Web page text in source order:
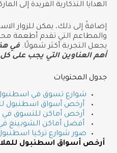
الهدايا التذكارية الفريدة إلى
إضافةً إلى ذلك، يمكن للزوار
والمطاعم التي تقدم أطعمة
يجعل التجربة أكثر شمولًا. في
أهم العناوين التي يجب على كل
جدول المحتويات
شوارع تسوق في
أرخص أسواق اسطنبول
أرخص أماكن للتسوق
أفضل أماكن الشوبينغ في
صور شوارع تركيا
أرخص أسواق اسطنبول